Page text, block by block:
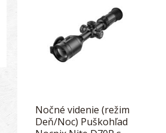
Nočné videnie (režim
Deň/Noc) Puškohľad